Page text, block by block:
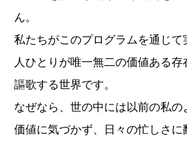
ん。
私たちがこのプログラムを通じて
人ひとりが唯一無二の価値ある
謳歌する世界です。
なぜなら、世の中には以前の私
価値に気づかず、日々の忙しさに